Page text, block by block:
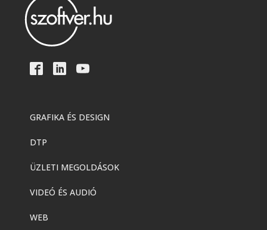
GRAFIKA ÉS DESIGN
DTP
ÜZLETI MEGOLDÁSOK
VIDEÓ ÉS AUDIÓ
WEB